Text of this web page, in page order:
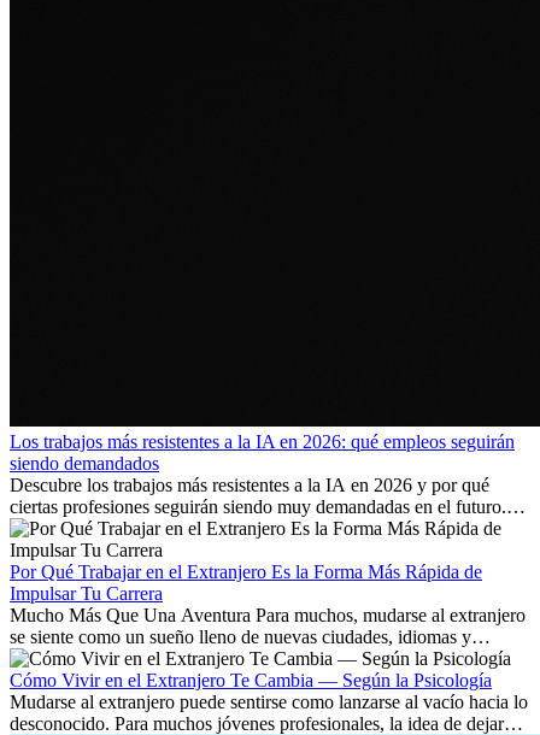
Los trabajos más resistentes a la IA en 2026: qué empleos seguirán
siendo demandados
Descubre los trabajos más resistentes a la IA en 2026 y por qué
ciertas profesiones seguirán siendo muy demandadas en el futuro.
Aprende qué habilidades serán clave y qué oportunidades laborales
existen a nivel internacional.
Por Qué Trabajar en el Extranjero Es la Forma Más Rápida de
Impulsar Tu Carrera
Mucho Más Que Una Aventura Para muchos, mudarse al extranjero
se siente como un sueño lleno de nuevas ciudades, idiomas y
culturas. Pero más allá de la...
Cómo Vivir en el Extranjero Te Cambia — Según la Psicología
Mudarse al extranjero puede sentirse como lanzarse al vacío hacia lo
desconocido. Para muchos jóvenes profesionales, la idea de dejar